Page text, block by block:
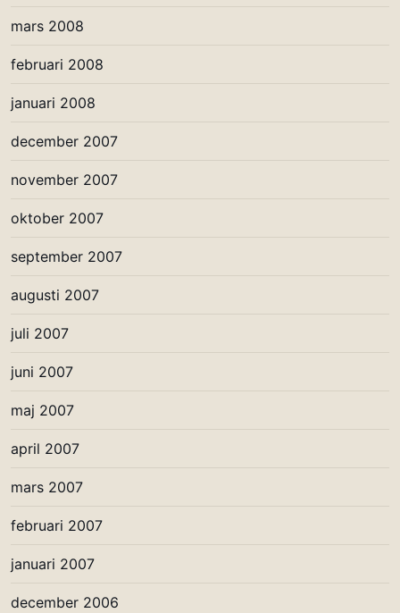
mars 2008
februari 2008
januari 2008
december 2007
november 2007
oktober 2007
september 2007
augusti 2007
juli 2007
juni 2007
maj 2007
april 2007
mars 2007
februari 2007
januari 2007
december 2006